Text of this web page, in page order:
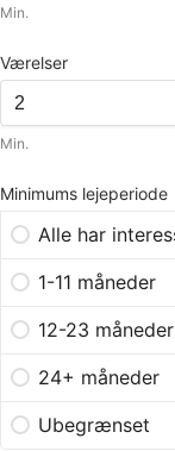
Min.
Værelser
Min.
Minimums lejeperiode
Alle har
1-11 måneder
12-23 måneder
24+ måneder
Ubegrænset